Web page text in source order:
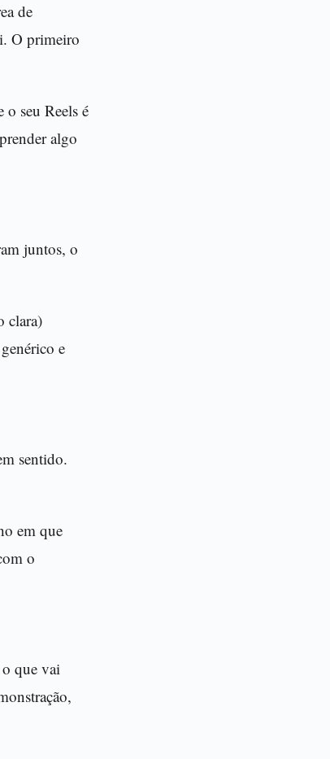
de
O primeiro
seu Reels é
algo
juntos, o
clara)
e
sentido.
em que
o
que vai